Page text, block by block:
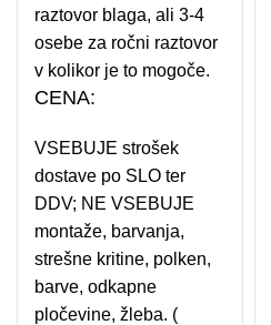
raztovor blaga, ali 3-4
osebe za ročni raztovor
v kolikor je to mogoče.
CENA:
VSEBUJE strošek
dostave po SLO ter
DDV; NE VSEBUJE
montaže, barvanja,
strešne kritine, polken,
barve, odkapne
pločevine, žleba. (